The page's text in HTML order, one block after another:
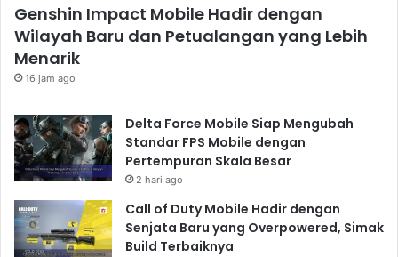
Genshin Impact Mobile Hadir dengan
Wilayah Baru dan Petualangan yang Lebih
Menarik
16 jam ago
Delta Force Mobile Siap Mengubah
Standar FPS Mobile dengan
Pertempuran Skala Besar
2 hari ago
Call of Duty Mobile Hadir dengan
Senjata Baru yang Overpowered, Simak
Build Terbaiknya